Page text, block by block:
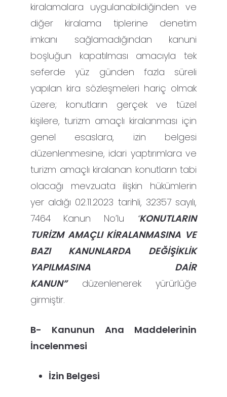
kiralamalara uygulanabildiğinden ve
diğer kiralama tiplerine denetim
imkanı sağlamadığından kanuni
boşluğun kapatılması amacıyla tek
seferde yüz günden fazla süreli
yapılan kira sözleşmeleri hariç olmak
üzere; konutların gerçek ve tüzel
kişilere, turizm amaçlı kiralanması için
genel esaslara, izin belgesi
düzenlenmesine, idari yaptırımlara ve
turizm amaçlı kiralanan konutların tabi
olacağı mevzuata ilişkin hükümlerin
yer aldığı 02.11.2023 tarihli, 32357 sayılı,
7464 Kanun No’lu
“KONUTLARIN
TURİZM AMAÇLI KİRALANMASINA VE
BAZI KANUNLARDA DEĞİŞİKLİK
YAPILMASINA DAİR
KANUN”düzenlenerek yürürlüğe
girmiştir.
B- Kanunun Ana Maddelerinin
İncelenmesi
İzin Belgesi